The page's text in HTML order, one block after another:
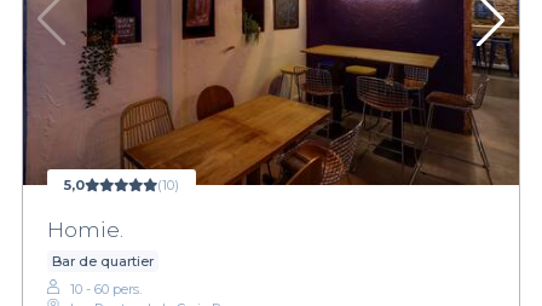
5,0 (10)
Homie.
Bar de quartier
10 - 60 pers.